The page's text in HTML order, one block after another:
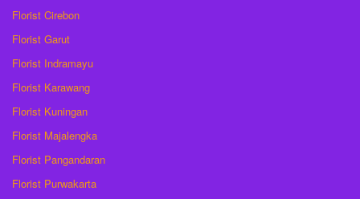
Florist Cirebon
Florist Garut
Florist Indramayu
Florist Karawang
Florist Kuningan
Florist Majalengka
Florist Pangandaran
Florist Purwakarta